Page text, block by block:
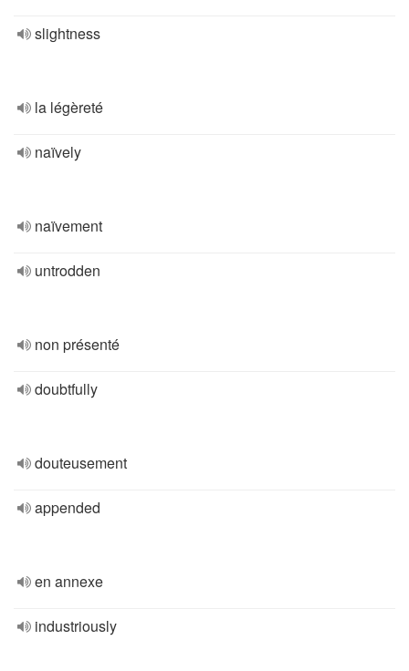
slightness
la légèreté
naïvely
naïvement
untrodden
non présenté
doubtfully
douteusement
appended
en annexe
industriously